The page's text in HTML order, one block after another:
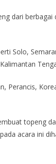
dari berbagai
Solo,
Perancis,
topeng
acara ini